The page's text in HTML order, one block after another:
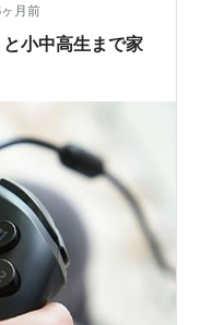
れこれは常に小さ
、仕事関係の知り
話もします…
月前
小中高生まで家